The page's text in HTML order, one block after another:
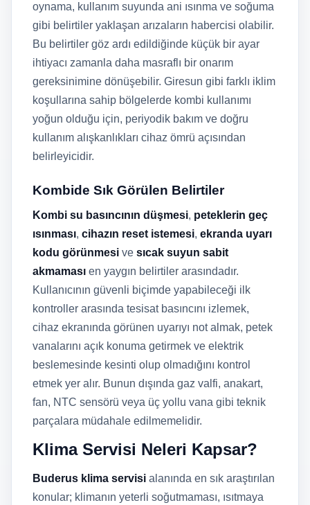
oynama, kullanım suyunda ani ısınma ve soğuma
gibi belirtiler yaklaşan arızaların habercisi olabilir.
Bu belirtiler göz ardı edildiğinde küçük bir ayar
ihtiyacı zamanla daha masraflı bir onarım
gereksinimine dönüşebilir. Giresun gibi farklı iklim
koşullarına sahip bölgelerde kombi kullanımı
yoğun olduğu için, periyodik bakım ve doğru
kullanım alışkanlıkları cihaz ömrü açısından
belirleyicidir.
Kombide Sık Görülen Belirtiler
Kombi su basıncının düşmesi, peteklerin geç
ısınması, cihazın reset istemesi, ekranda uyarı
kodu görünmesi ve sıcak suyun sabit
akmaması en yaygın belirtiler arasındadır.
Kullanıcının güvenli biçimde yapabileceği ilk
kontroller arasında tesisat basıncını izlemek,
cihaz ekranında görünen uyarıyı not almak, petek
vanalarını açık konuma getirmek ve elektrik
beslemesinde kesinti olup olmadığını kontrol
etmek yer alır. Bunun dışında gaz valfi, anakart,
fan, NTC sensörü veya üç yollu vana gibi teknik
parçalara müdahale edilmemelidir.
Klima Servisi Neleri Kapsar?
Buderus klima servisi alanında en sık araştırılan
konular; klimanın yeterli soğutmaması, ısıtmaya